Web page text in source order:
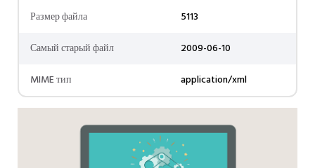
Размер файла
5113
Самый старый файл
2009-06-10
MIME тип
application/xml